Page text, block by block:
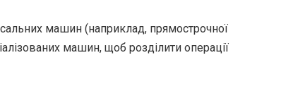
машин (наприклад, прямострочної
машин, щоб розділити операції